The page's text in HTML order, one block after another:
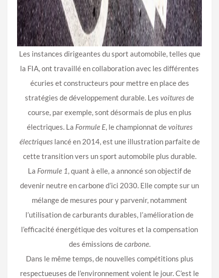
Les instances dirigeantes du sport automobile, telles que
la FIA, ont travaillé en collaboration avec les différentes
écuries et constructeurs pour mettre en place des
stratégies de développement durable. Les voituresde
course, par exemple, sont désormais de plus en plus
électriques. La Formule E, le championnat devoitures
électriqueslancé en 2014, est une illustration parfaite de
cette transition vers un sport automobile plus durable.
La Formule 1, quant à elle, a annoncé son objectif de
devenir neutre en carbone d’ici 2030. Elle compte sur un
mélange de mesures pour y parvenir, notamment
l’utilisation de carburants durables, l’amélioration de
l’efficacité énergétique des voitures et la compensation
des émissions decarbone.
Dans le même temps, de nouvelles compétitions plus
respectueuses de l’environnement voient le jour. C’est le